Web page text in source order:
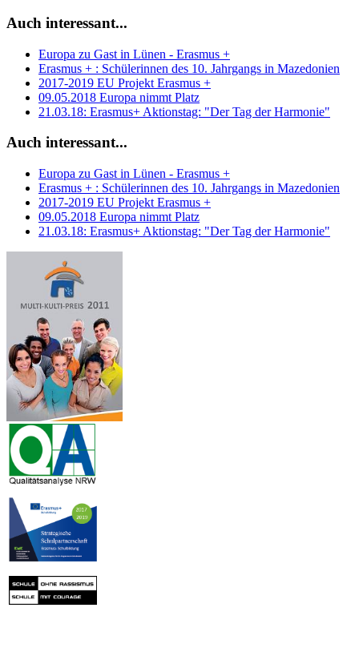
Auch interessant...
Europa zu Gast in Lünen - Erasmus +
Erasmus + : Schülerinnen des 10. Jahrgangs in Mazedonien
2017-2019 EU Projekt Erasmus +
09.05.2018 Europa nimmt Platz
21.03.18: Erasmus+ Aktionstag: "Der Tag der Harmonie"
Auch interessant...
Europa zu Gast in Lünen - Erasmus +
Erasmus + : Schülerinnen des 10. Jahrgangs in Mazedonien
2017-2019 EU Projekt Erasmus +
09.05.2018 Europa nimmt Platz
21.03.18: Erasmus+ Aktionstag: "Der Tag der Harmonie"